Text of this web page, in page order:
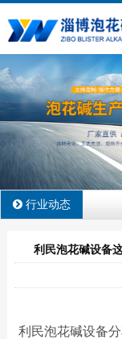
行业动态
利民泡花碱设备
利民泡花碱设备